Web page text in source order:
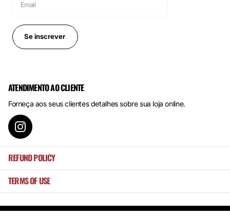
Se inscrever
ATENDIMENTO AO CLIENTE
Forneça aos seus clientes detalhes sobre sua loja online.
REFUND POLICY
TERMS OF USE